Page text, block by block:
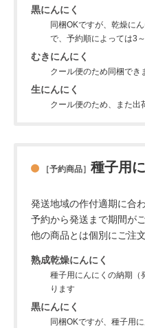
黒にんにく
同梱OKですが、乾燥に
で、予約順によっては3
むきにんにく
クール便のため同梱でき
生にんにく
クール便のため、また出
［予約商品］ 種子用
発送地域の作付適期に合
予約から発送まで期間が
他の商品とは個別にご注
熟成乾燥にんにく
種子用にんにくの納期（
ります
黒にんにく
同梱OKですが、種子用